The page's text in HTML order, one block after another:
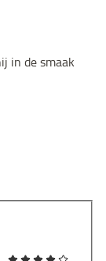
in de smaak